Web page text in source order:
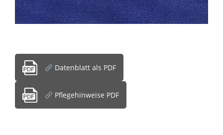
Datenblatt als PDF
Pflegehinweise PDF